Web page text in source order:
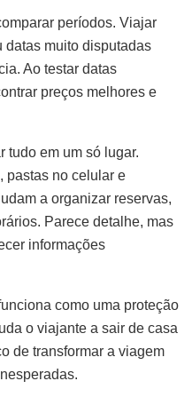
períodos. Viajar
datas muito disputadas
Ao testar datas
preços melhores e
tudo em um só lugar.
pastas no celular e
a organizar reservas,
Parece detalhe, mas
informações
como uma proteção
o viajante a sair de casa
de transformar a viagem